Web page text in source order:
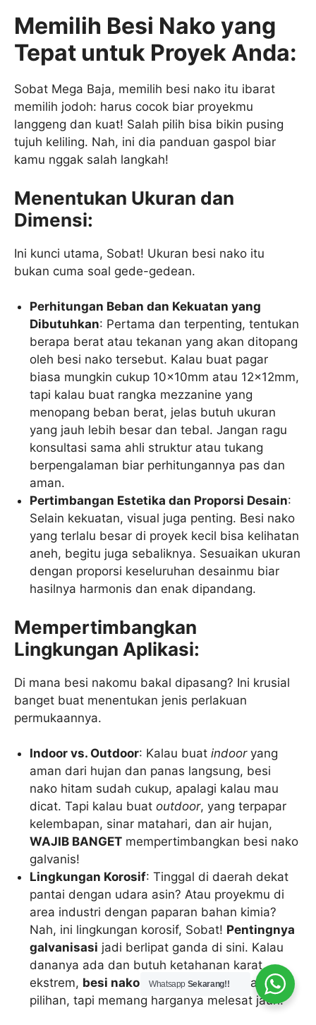
Memilih Besi Nako yang
Tepat untuk Proyek Anda:
Sobat Mega Baja, memilih besi nako itu ibarat
memilih jodoh: harus cocok biar proyekmu
langgeng dan kuat! Salah pilih bisa bikin pusing
tujuh keliling. Nah, ini dia panduan gaspol biar
kamu nggak salah langkah!
Menentukan Ukuran dan
Dimensi:
Ini kunci utama, Sobat! Ukuran besi nako itu
bukan cuma soal gede-gedean.
Perhitungan Beban dan Kekuatan yang
Dibutuhkan: Pertama dan terpenting, tentukan
berapa berat atau tekanan yang akan ditopang
oleh besi nako tersebut. Kalau buat pagar
biasa mungkin cukup 10x10mm atau 12x12mm,
tapi kalau buat rangka mezzanine yang
menopang beban berat, jelas butuh ukuran
yang jauh lebih besar dan tebal. Jangan ragu
konsultasi sama ahli struktur atau tukang
berpengalaman biar perhitungannya pas dan
aman.
Pertimbangan Estetika dan Proporsi Desain:
Selain kekuatan, visual juga penting. Besi nako
yang terlalu besar di proyek kecil bisa kelihatan
aneh, begitu juga sebaliknya. Sesuaikan ukuran
dengan proporsi keseluruhan desainmu biar
hasilnya harmonis dan enak dipandang.
Mempertimbangkan
Lingkungan Aplikasi:
Di mana besi nakomu bakal dipasang? Ini krusial
banget buat menentukan jenis perlakuan
permukaannya.
Indoor vs. Outdoor: Kalau buatindooryang
aman dari hujan dan panas langsung, besi
nako hitam sudah cukup, apalagi kalau mau
dicat. Tapi kalau buatoutdoor, yang terpapar
kelembapan, sinar matahari, dan air hujan,
WAJIB BANGET mempertimbangkan besi nako
galvanis!
Lingkungan Korosif: Tinggal di daerah dekat
pantai dengan udara asin? Atau proyekmu di
area industri dengan paparan bahan kimia?
Nah, ini lingkungan korosif, Sobat! Pentingnya
galvanisasi jadi berlipat ganda di sini. Kalau
dananya ada dan butuh ketahanan karat
ekstrem, besi nako stainless steel bisa jadi
pilihan, tapi memang harganya melesat jauh.
Whatsapp Sekarang!!